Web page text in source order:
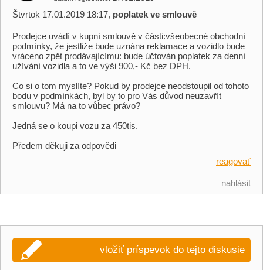
Štvrtok 17.01.2019 18:17, poplatek ve smlouvě
Prodejce uvádí v kupní smlouvě v části:všeobecné obchodní
podmínky, že jestliže bude uznána reklamace a vozidlo bude
vráceno zpět prodávajícímu: bude účtován poplatek za denní
užívání vozidla a to ve výši 900,- Kč bez DPH.
Co si o tom myslíte? Pokud by prodejce neodstoupil od tohoto
bodu v podmínkách, byl by to pro Vás důvod neuzavřít
smlouvu? Má na to vůbec právo?
Jedná se o koupi vozu za 450tis.
Předem děkuji za odpovědi
reagovať
nahlásit
vložiť príspevok do tejto diskusie